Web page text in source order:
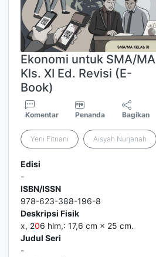
Ekonomi untuk SMA/MA
Kls. XI Ed. Revisi (E-
Book)
Komentar Penanda Bagikan
Yeni Fitriani Aisyah Nurjanah
Edisi
-
ISBN/ISSN
978-623-388-196-8
Deskripsi Fisik
x, 206 hlm,: 17,6 cm × 25 cm.
Judul Seri
-